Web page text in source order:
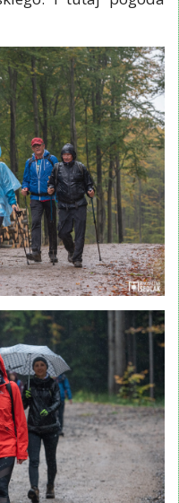
skierowaliście w
I tutaj pogoda